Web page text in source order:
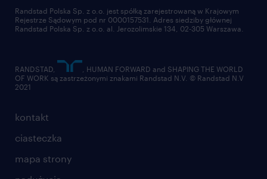
złóż CV
kontakt
ciasteczka
mapa strony
Randstad Polska Sp. z o.o. jest spółką zarejestrowaną w Krajowym
Rejestrze Sądowym pod nr 0000157531. Adres siedziby głównej
Randstad Polska Sp. z o.o. al. Jerozolimskie 134, 02-305 Warszawa.
RANDSTAD,
, HUMAN FORWARD and SHAPING THE WORLD
OF WORK są zastrzeżonymi znakami Randstad N.V. © Randstad N.V
2021